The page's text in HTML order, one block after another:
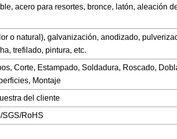
acero para resortes, bronce, latón, aleación
o natural), galvanización, anodizado,
trefilado, pintura, etc.
Corte, Estampado, Soldadura, Roscado,
Montaje
del cliente
SGS/RoHS